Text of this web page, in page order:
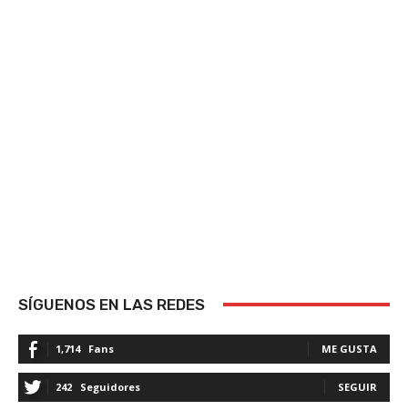
SÍGUENOS EN LAS REDES
1,714 Fans ME GUSTA
242 Seguidores SEGUIR